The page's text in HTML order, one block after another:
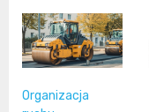
Organizacja